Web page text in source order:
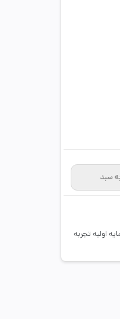
سبد
اولیه تجربه